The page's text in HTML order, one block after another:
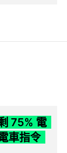
75% 電
車指令